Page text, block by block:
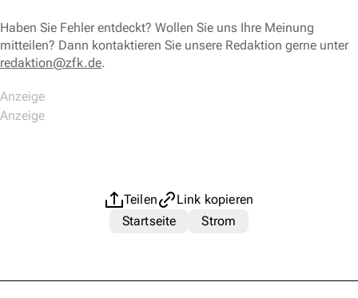
Haben Sie Fehler entdeckt? Wollen Sie uns Ihre Meinung
mitteilen? Dann kontaktieren Sie unsere Redaktion gerne unter
redaktion@zfk.de.
Teilen
Link kopieren
Startseite
Strom